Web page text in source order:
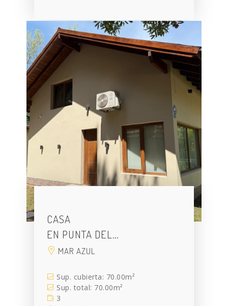
CASA
EN PUNTA DEL…
MAR AZUL
Sup. cubierta: 70.00m²
Sup. total: 70.00m²
3